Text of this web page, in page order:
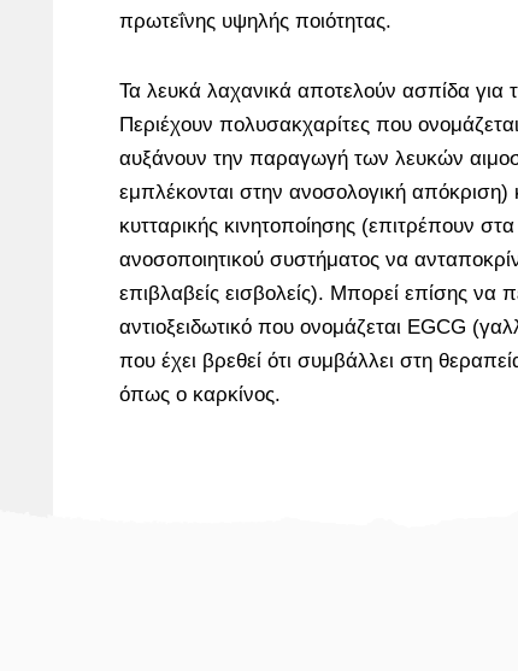
πρωτεΐνης υψηλής ποιότητας.
Τα λευκά λαχανικά αποτελούν ασπίδα για
Περιέχουν πολυσακχαρίτες που
αυξάνουν την παραγωγή των λευκών
εμπλέκονται στην ανοσολογική απόκριση)
κυτταρικής κινητοποίησης (επιτρέπουν
ανοσοποιητικού συστήματος να
επιβλαβείς εισβολείς). Μπορεί επίσης να
αντιοξειδωτικό που ονομάζεται EGCG
που έχει βρεθεί ότι συμβάλλει στη
όπως ο καρκίνος.